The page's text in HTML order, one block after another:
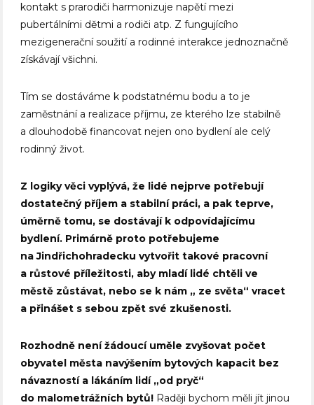
kontakt s prarodiči harmonizuje napětí mezi
pubertálními dětmi a rodiči atp. Z fungujícího
mezigenerační soužití a rodinné interakce jednoznačně
získávají všichni.
Tím se dostáváme k podstatnému bodu a to je
zaměstnání a realizace příjmu, ze kterého lze stabilně
a dlouhodobě financovat nejen ono bydlení ale celý
rodinný život.
Z logiky věci vyplývá, že lidé nejprve potřebují
dostatečný příjem a stabilní práci, a pak teprve,
úměrně tomu, se dostávají k odpovídajícímu
bydlení. Primárně proto potřebujeme
na Jindřichohradecku vytvořit takové pracovní
a růstové příležitosti, aby mladí lidé chtěli ve
městě zůstávat, nebo se k nám „ ze světa“ vracet
a přinášet s sebou zpět své zkušenosti.
Rozhodně není žádoucí uměle zvyšovat počet
obyvatel města navýšením bytových kapacit bez
návazností a lákáním lidí „od pryč“
do malometrážních bytů! Raději bychom měli jít jinou